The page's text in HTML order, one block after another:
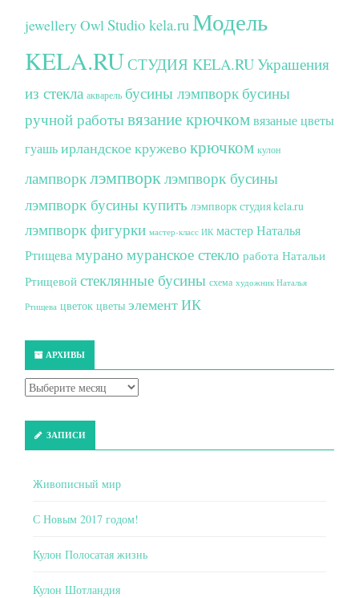
jewelleryOwlStudio kela.ru Модель
KELA.RUСТУДИЯ KELA.RUУкрашения
из стекла акварель бусины лэмпворк бусины
ручной работывязание крючкомвязаные цветы
гуашьирландское кружевокрючком кулон
лампворклэмпворклэмпворк бусины
лэмпворк бусины купить лэмпворк студия kela.ru
лэмпворк фигурки мастер-класс ИК мастер Наталья
Ртищевамурано муранское стекло работа Натальи
Ртищевой стеклянные бусины схема художник Наталья
Ртищева цветок цветы элемент ИК
АРХИВЫ
ЗАПИСИ
Живописный мир
С Новым 2017 годом!
Кулон Полосатая жизнь
Кулон Шотландия